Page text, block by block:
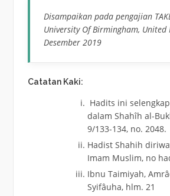
Disampaikan pada pengajian
University Of Birmingham, United
Desember 2019
Catatan Kaki:
Hadits ini
dalam Shahîh al-
9/133-134, no. 2048.
Hadist Shahih
Imam Muslim, no
Ibnu Taimiyah,
Syifâuha, hlm. 21